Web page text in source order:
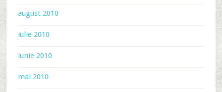
august 2010
iulie 2010
iunie 2010
mai 2010